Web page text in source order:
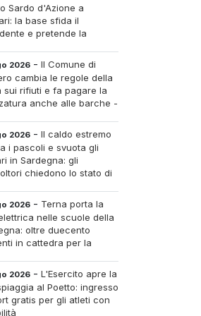
Sardo d'Azione a
la base sfida il
e pretende la
2026 - Il Comune di
cambia le regole della
sui rifiuti e fa pagare la
anche alle barche -
2026 - Il caldo estremo
i pascoli e svuota gli
in Sardegna: gli
chiedono lo stato di
2026 - Terna porta la
nelle scuole della
oltre duecento
in cattedra per la
2026 - L'Esercito apre la
al Poetto: ingresso
gratis per gli atleti con